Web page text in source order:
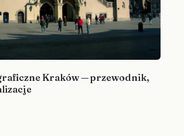
Kraków — przewodnik,